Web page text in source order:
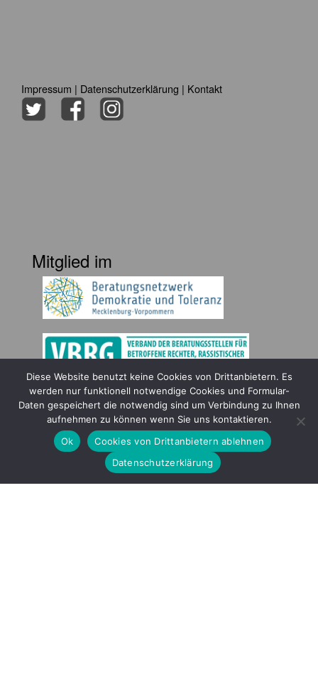
Impressum | Datenschutzerklärung | Kontakt
Mitglied im
Gefördert durch
Diese Website benutzt keine Cookies von Drittanbietern. Es
werden nur funktionell notwendige Cookies und Formular-
Daten gespeichert die notwendig sind um Verbindung zu Ihnen
aufnehmen zu können wenn Sie uns kontaktieren.
Ok
Cookies von Drittanbietern ablehnen
Datenschutzerklärung